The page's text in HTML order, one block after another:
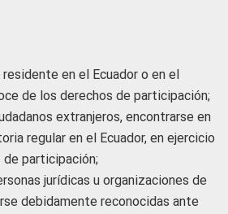
en el Ecuador o en el
de los derechos de participación;
extranjeros, encontrarse en
regular en el Ecuador, en ejercicio
participación;
jurídicas u organizaciones de
debidamente reconocidas ante